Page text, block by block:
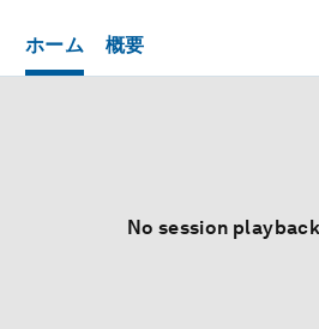
ホーム 概要
No session